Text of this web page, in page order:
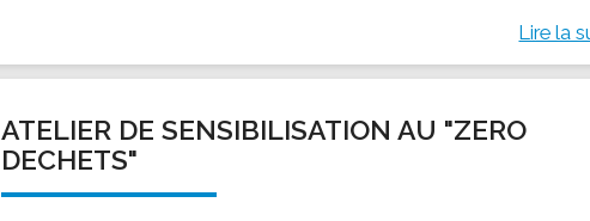
Lire la
ATELIER DE SENSIBILISATION AU "ZERO
DECHETS"